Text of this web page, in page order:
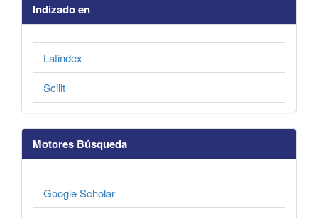
Indizado en
Latindex
Scilit
Motores Búsqueda
Google Scholar